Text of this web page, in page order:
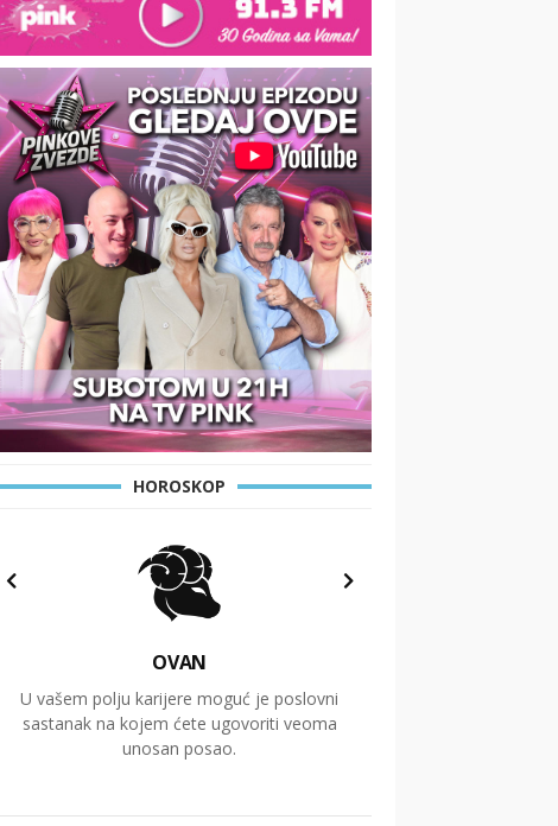
HOROSKOP
OVAN
U vašem polju karijere moguć je poslovni
sastanak na kojem ćete ugovoriti veoma
unosan posao.